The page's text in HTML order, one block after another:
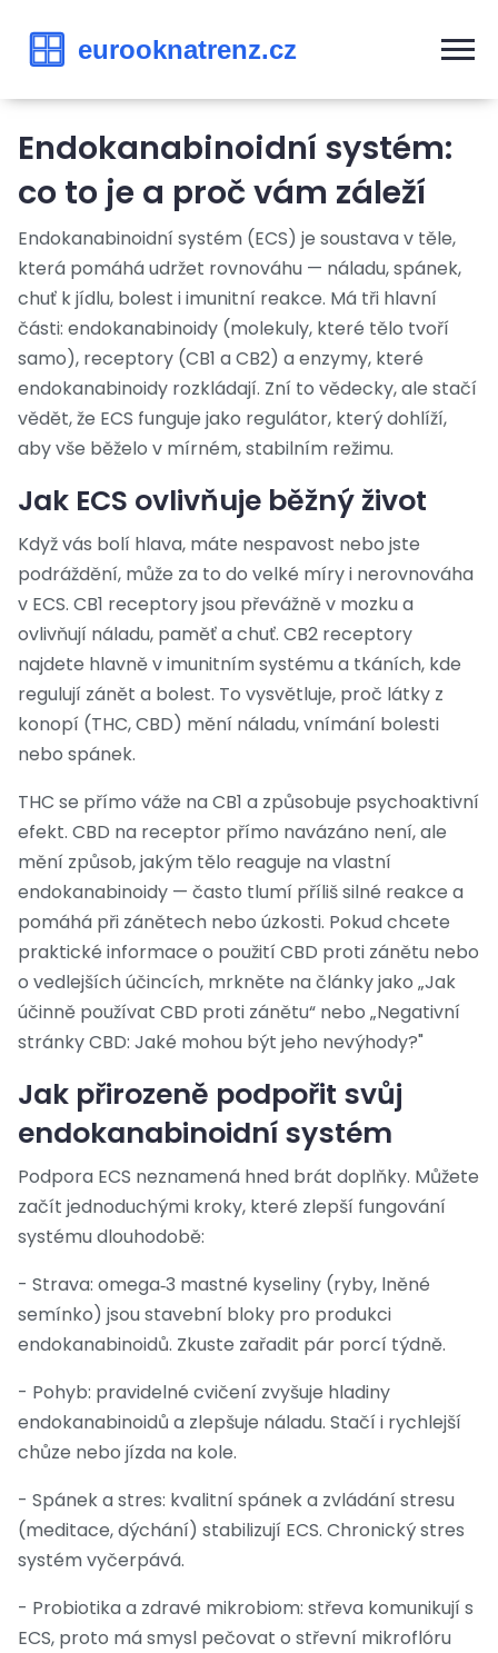
Endokanabinoidní systém:
co to je a proč vám záleží
Endokanabinoidní systém (ECS) je soustava v těle,
která pomáhá udržet rovnováhu — náladu, spánek,
chuť k jídlu, bolest i imunitní reakce. Má tři hlavní
části: endokanabinoidy (molekuly, které tělo tvoří
samo), receptory (CB1 a CB2) a enzymy, které
endokanabinoidy rozkládají. Zní to vědecky, ale stačí
vědět, že ECS funguje jako regulátor, který dohlíží,
aby vše běželo v mírném, stabilním režimu.
Jak ECS ovlivňuje běžný život
Když vás bolí hlava, máte nespavost nebo jste
podráždění, může za to do velké míry i nerovnováha
v ECS. CB1 receptory jsou převážně v mozku a
ovlivňují náladu, paměť a chuť. CB2 receptory
najdete hlavně v imunitním systému a tkáních, kde
regulují zánět a bolest. To vysvětluje, proč látky z
konopí (THC, CBD) mění náladu, vnímání bolesti
nebo spánek.
THC se přímo váže na CB1 a způsobuje psychoaktivní
efekt. CBD na receptor přímo navázáno není, ale
mění způsob, jakým tělo reaguje na vlastní
endokanabinoidy — často tlumí příliš silné reakce a
pomáhá při zánětech nebo úzkosti. Pokud chcete
praktické informace o použití CBD proti zánětu nebo
o vedlejších účincích, mrkněte na články jako „Jak
účinně používat CBD proti zánětu“ nebo „Negativní
stránky CBD: Jaké mohou být jeho nevýhody?"
Jak přirozeně podpořit svůj
endokanabinoidní systém
Podpora ECS neznamená hned brát doplňky. Můžete
začít jednoduchými kroky, které zlepší fungování
systému dlouhodobě:
- Strava: omega‑3 mastné kyseliny (ryby, lněné
semínko) jsou stavební bloky pro produkci
endokanabinoidů. Zkuste zařadit pár porcí týdně.
- Pohyb: pravidelné cvičení zvyšuje hladiny
endokanabinoidů a zlepšuje náladu. Stačí i rychlejší
chůze nebo jízda na kole.
- Spánek a stres: kvalitní spánek a zvládání stresu
(meditace, dýchání) stabilizují ECS. Chronický stres
systém vyčerpává.
- Probiotika a zdravé mikrobiom: střeva komunikují s
ECS, proto má smysl pečovat o střevní mikroflóru